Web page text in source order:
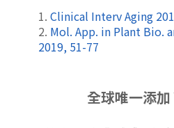
Clinical Interv Aging
Mol. App. in Plant Bio.
2019, 51-77
全球唯一添加